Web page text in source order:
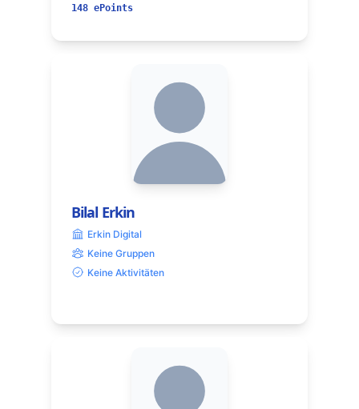
148 ePoints
Bilal Erkin
Erkin Digital
Keine Gruppen
Keine Aktivitäten